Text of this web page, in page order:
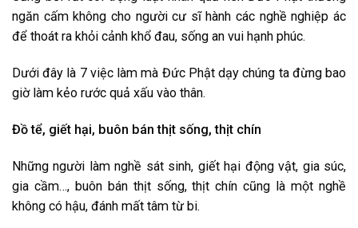
ngăn cấm không cho người cư sĩ hành các nghề nghiệp ác
để thoát ra khỏi cảnh khổ đau, sống an vui hạnh phúc.
Dưới đây là 7 việc làm mà Đức Phật dạy chúng ta đừng bao
giờ làm kẻo rước quả xấu vào thân.
Đồ tể, giết hại, buôn bán thịt sống, thịt chín
Những người làm nghề sát sinh, giết hại động vật, gia súc,
gia cầm…, buôn bán thịt sống, thịt chín cũng là một nghề
không có hậu, đánh mất tâm từ bi.